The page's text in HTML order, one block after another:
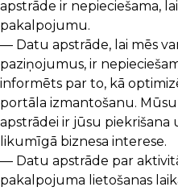
apstrāde ir nepieciešama,
pakalpojumu.
— Datu apstrāde, lai mēs
paziņojumus, ir
informēts par to, kā
portāla izmantošanu.
apstrādei ir jūsu piekrišana
likumīgā biznesa interese.
— Datu apstrāde par
pakalpojuma lietošanas